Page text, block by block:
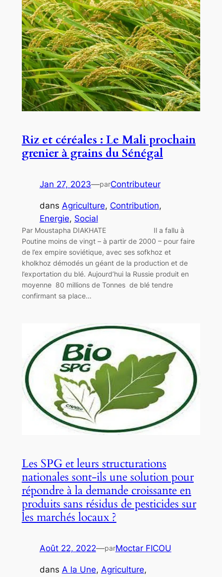
Riz et céréales : Le Mali prochain
grenier à grains du Sénégal
Jan 27, 2023—parContributeur
dans Agriculture, Contribution
Energie, Social
Par Moustapha DIAKHATE Il a fallu à
Poutine moins de vingt – à partir de 2000 – pour faire
de l’ex empire soviétique, avec ses sofkhoz et
kholkhoz démodés un géant de la production et de
l’exportation du blé. Aujourd’hui la Russie produit en
moyenne 80 millions de Tonnes de blé tendre
confirmant sa place…
Les SPG et leurs structurations
nationales sont-ils une solution pour
répondre à la demande croissante en
produits sans résidus de pesticides sur
les marchés locaux ?
Août 22, 2022—parMoctar FICOU
dans A la Une, Agriculture